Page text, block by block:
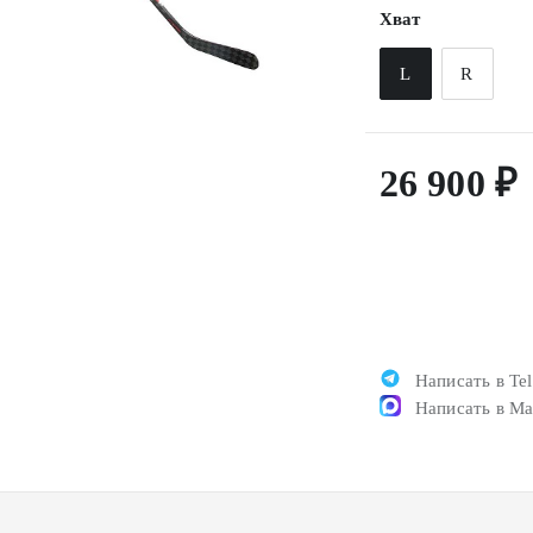
Хват
L R
26 900 ₽
Написать в
Написать в